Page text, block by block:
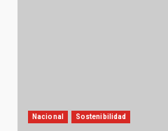
Nacional Sostenibilidad